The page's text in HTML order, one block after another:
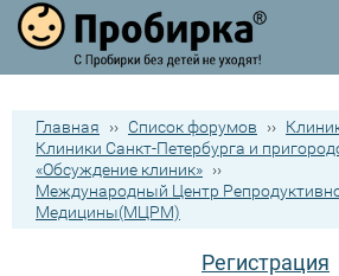
Главная ›› Список форумов ››
Клиники Санкт-Петербурга и
«Обсуждение клиник» ››
Международный Центр
Медицины(МЦРМ)
Регистрация